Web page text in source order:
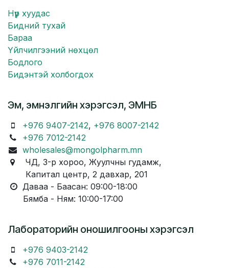
Нүүр хуудас
Бидний тухай
Бараа
Үйлчилгээний нөхцөл
Бодлого
Бидэнтэй холбогдох
Эм, эмнэлгийн хэрэгсэл, ЭМНБ
+976 9407-2142, +976 8007-2142
+976 7012-2142
wholesales@mongolpharm.mn
ЧД, 3-р хороо, Жуулчны гудамж,
Капитал центр, 2 давхар, 201
Даваа - Баасан: 09:00-18:00
Бямба - Ням: 10:00-17:00
Лабораторийн оношилгооны хэрэгсэл
+976 9403-2142
+976 7011-2142